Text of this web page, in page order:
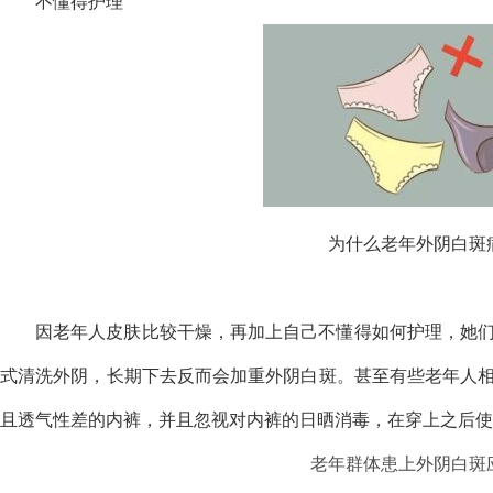
为什么老年外阴白斑
因老年人皮肤比较干燥，再加上自己不懂得如何护理，她
式清洗外阴，长期下去反而会加重外阴白斑。甚至有些老年人
且透气性差的内裤，并且忽视对内裤的日晒消毒，在穿上之后
老年群体患上外阴白斑